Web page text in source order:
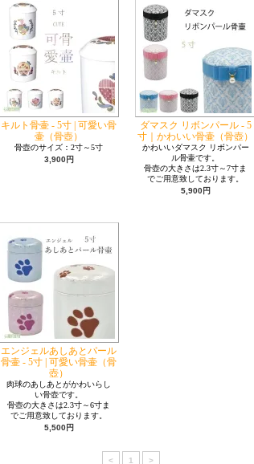
キルト骨壷 - 5寸 | 可愛い骨
壷（骨壺）
骨壺のサイズ：2寸～5寸
3,900円
ダマスク リボンパール - 5
寸｜かわいい骨壷（骨壺）
かわいいダマスク リボンパー
ル骨壷です。
骨壺の大きさは2.3寸～7寸ま
でご用意致しております。
5,900円
エンジェルあしあとパール
骨壷 - 5寸 | 可愛い骨壷（骨
壺）
肉球のあしあとがかわいらし
い骨壺です。
骨壺の大きさは2.3寸～6寸ま
でご用意致しております。
5,500円
< 1 >